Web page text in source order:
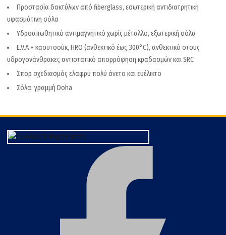
Προστασία δακτύλων από fiberglass, εσωτερική αντιδιατρητική
υφασμάτινη σόλα
Yδροαπωθητικό αντιμαγνητικό χωρίς μέταλλο, εξωτερική σόλα
E.V.A + καουτσούκ, HRO (ανθεκτικό έως 300°C), ανθεκτικό στους
υδρογονάνθρακες αντιστατικό απορρόφηση κραδασμών και SRC
Σπορ σχεδιασμός ελαφρύ πολύ άνετο και ευέλικτο
Σόλα: γραμμή Doha